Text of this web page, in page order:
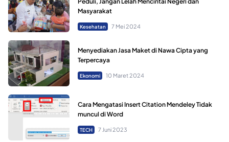
Masyarakat
Kesehatan 7 Mei 2024
Menyediakan Jasa Maket di Nawa Cipta yang
Terpercaya
Ekonomi 10 Maret 2024
Cara Mengatasi Insert Citation Mendeley Tidak
muncul di Word
TECH 7 Juni 2023